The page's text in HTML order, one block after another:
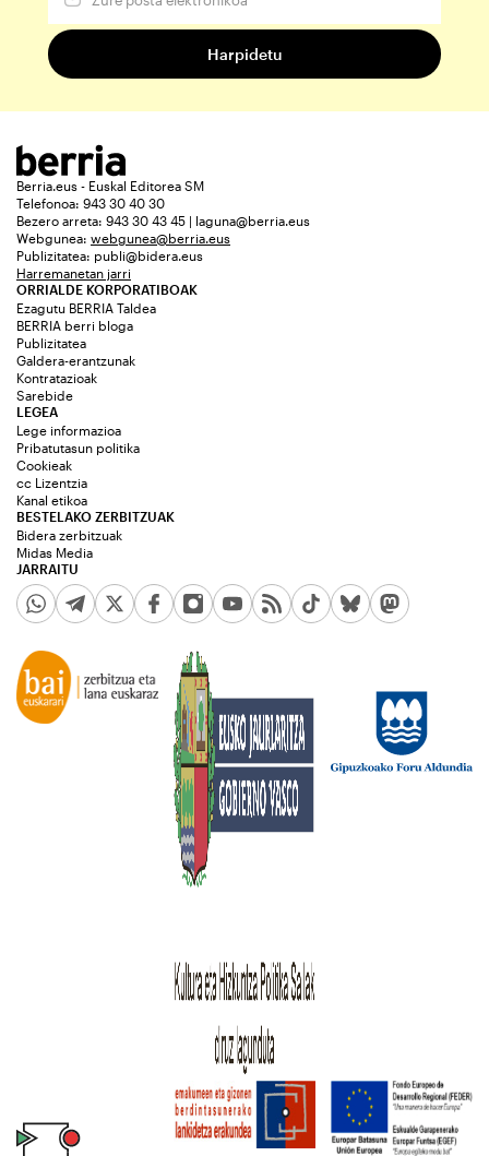
Berria.eus - Euskal Editorea SM
Telefonoa: 943 30 40 30
Bezero arreta: 943 30 43 45 | laguna@berria.eus
Webgunea: webgunea@berria.eus
Publizitatea: publi@bidera.eus
Harremanetan jarri
ORRIALDE KORPORATIBOAK
Ezagutu BERRIA Taldea
BERRIA berri bloga
Publizitatea
Galdera-erantzunak
Kontratazioak
Sarebide
JARRAITU
LEGEA
Lege informazioa
Pribatutasun politika
Cookieak
cc Lizentzia
Kanal etikoa
BESTELAKO ZERBITZUAK
Bidera zerbitzuak
Midas Media